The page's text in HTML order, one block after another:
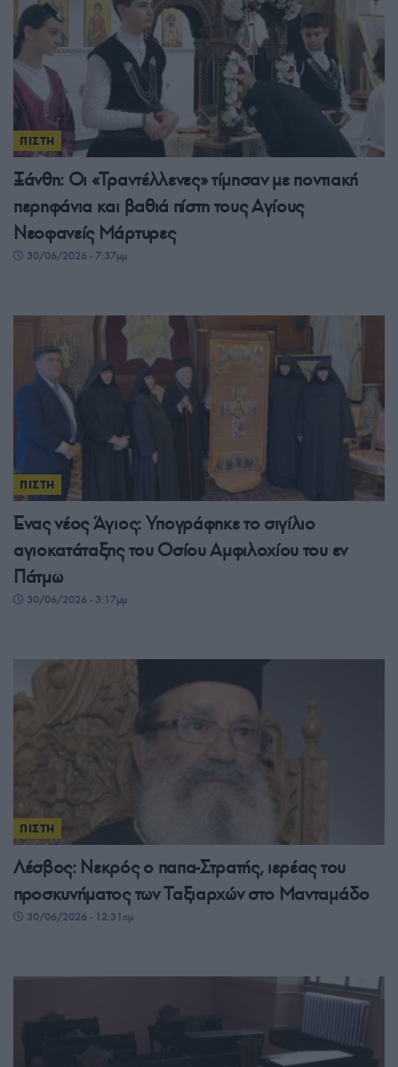
ΠΙΣΤΗ
Ξάνθη: Οι «Τραντέλλενες» τίμησαν με ποντιακή
περηφάνια και βαθιά πίστη τους Αγίους
Νεοφανείς Μάρτυρες
30/06/2026 - 7:37μμ
ΠΙΣΤΗ
Ένας νέος Άγιος: Υπογράφηκε το σιγίλιο
αγιοκατάταξης του Οσίου Αμφιλοχίου του εν
Πάτμω
30/06/2026 - 3:17μμ
ΠΙΣΤΗ
Λέσβος: Νεκρός ο παπα-Στρατής, ιερέας του
προσκυνήματος των Ταξιαρχών στο Μανταμάδο
30/06/2026 - 12:31πμ